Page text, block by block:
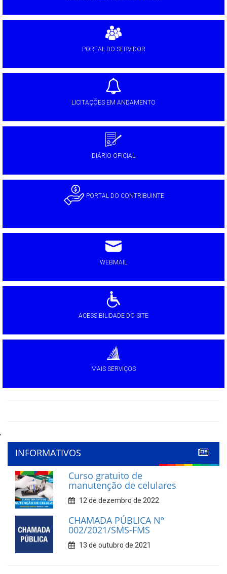
PORTAL DO SERVIDOR
LICITAÇÕES EM ANDAMENTO
DIÁRIO OFICIAL
PORTAL DO CONTRIBUINTE
WEBMAIL
ACESSIBILIDADE DO SITE
MAIS SERVIÇOS
'
INFORMATIVOS
Curso gratuito de
manutenção de celulares
12 de dezembro de 2022
CHAMADA PÚBLICA Nº
002/2021/SMS-FMS
13 de outubro de 2021